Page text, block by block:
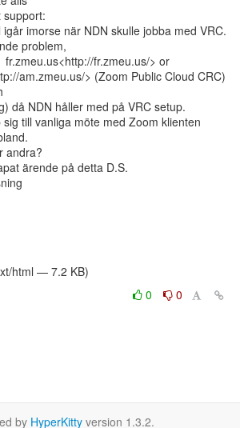
support:
imorse när NDN skulle jobba med VRC.
problem,
fr.zmeu.us<http://fr.zmeu.us/> or
am.zmeu.us/> (Zoom Public Cloud CRC)
då NDN håller med på VRC setup.
till vanliga möte med Zoom klienten
andra?
ärende på detta D.S.
html — 7.2 KB)
0
0
by HyperKitty version 1.3.2.